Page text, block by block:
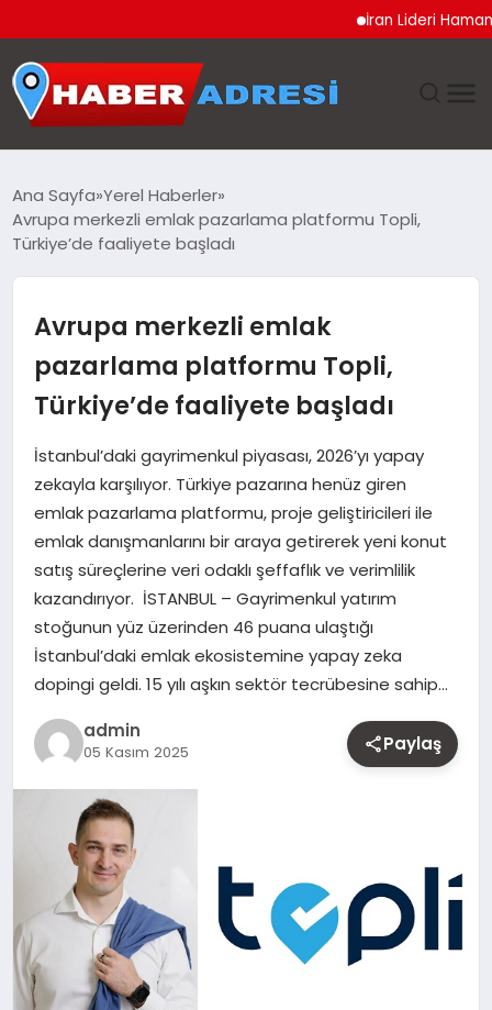
İran Lideri Hamaney’in
GÜNDEM
EKONOMI
TEKNOLOJI
EĞITIM
MAGAZIN
YAŞAM
OTOMOBIL
Ana Sayfa Yerel Haberler
Avrupa merkezli emlak pazarlama platformu Topli,
Türkiye’de faaliyete başladı
Avrupa merkezli emlak
pazarlama platformu Topli,
Türkiye’de faaliyete başladı
İstanbul’daki gayrimenkul piyasası, 2026’yı yapay
zekayla karşılıyor. Türkiye pazarına henüz giren
emlak pazarlama platformu, proje geliştiricileri ile
emlak danışmanlarını bir araya getirerek yeni konut
satış süreçlerine veri odaklı şeffaflık ve verimlilik
kazandırıyor. İSTANBUL – Gayrimenkul yatırım
stoğunun yüz üzerinden 46 puana ulaştığı
İstanbul’daki emlak ekosistemine yapay zeka
dopingi geldi. 15 yılı aşkın sektör tecrübesine sahip…
admin
05 Kasım 2025 Paylaş